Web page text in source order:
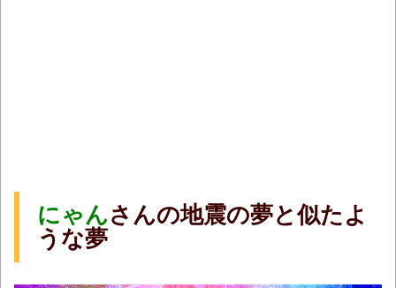
にゃんさんの地震の夢と似たよ
うな夢